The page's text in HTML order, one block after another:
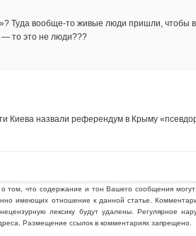
Туда вообще-то живые люди пришли, чтобы
— то это не люди???
Киева назвали референдум в Крыму
том, что содержание и тон Вашего сообщения могут
имеющих отношение к данной статье.
лексику будут удалены. Регулярное
Размещение ссылок в комментариях запрещено.